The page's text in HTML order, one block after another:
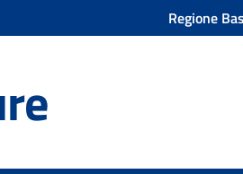
Regione